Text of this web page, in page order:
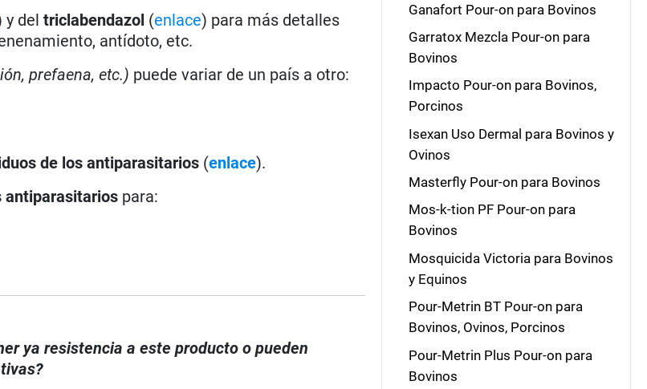
y deltriclabendazol (enlace) para más detalles
antídoto, etc.
prefaena, etc.) puede variar de un país a otro:
de los antiparasitarios (enlace).
antiparasitarios para:
ya resistencia a este producto o pueden
Ganafort Pour-on para Bovinos
Garratox Mezcla Pour-on para
Bovinos
Impacto Pour-on para Bovinos,
Porcinos
Isexan Uso Dermal para Bovinos y
Ovinos
Masterfly Pour-on para Bovinos
Mos-k-tion PF Pour-on para
Bovinos
Mosquicida Victoria para Bovinos
y Equinos
Pour-Metrin BT Pour-on para
Bovinos, Ovinos, Porcinos
Pour-Metrin Plus Pour-on para
Bovinos